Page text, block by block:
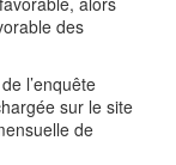
des
l’enquête
sur le site
de